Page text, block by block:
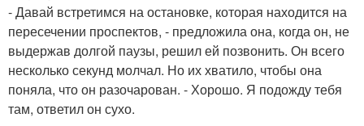
- Давай встретимся на остановке, которая находится на
пересечении проспектов, - предложила она, когда он, не
выдержав долгой паузы, решил ей позвонить. Он всего
несколько секунд молчал. Но их хватило, чтобы она
поняла, что он разочарован. - Хорошо. Я подожду тебя
там, ответил он сухо.